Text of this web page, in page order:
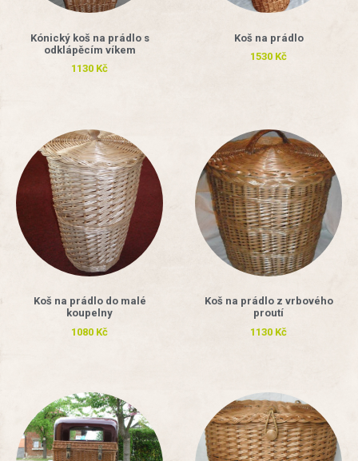
Kónický koš na prádlo s
odklápěcím víkem
1130 Kč
Koš na prádlo
1530 Kč
Koš na prádlo do malé
koupelny
1080 Kč
Koš na prádlo z vrbového
proutí
1130 Kč